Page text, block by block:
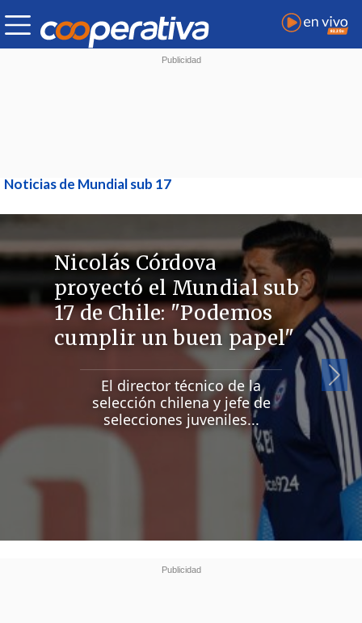
Noticias de Mundial sub 17
Nicolás Córdova
proyectó el Mundial sub
17 de Chile: "Podemos
cumplir un buen papel"
El director técnico de la
selección chilena y jefe de
selecciones juveniles...